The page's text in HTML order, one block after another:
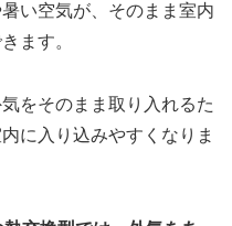
い空気が、そのまま室内
ます。
をそのまま取り入れるた
に入り込みやすくなりま